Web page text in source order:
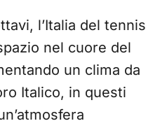
l’Italia del tennis
nel cuore del
un clima da
Italico, in questi